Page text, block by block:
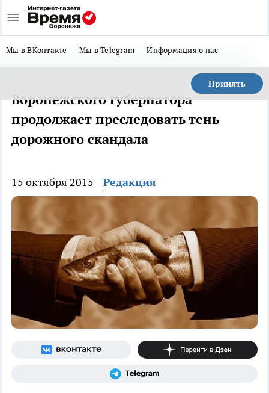
Мы в ВКонтакте Мы в Telegram Информация о нас
Принять
Воронежского губернатора
продолжает преследовать тень
дорожного скандала
15 октября 2015 Редакция